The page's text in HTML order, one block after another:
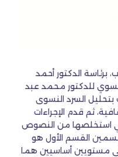
برئاسة الدكتور أحمد
للدكتور محمد عبد
بتحليل السرد النسوى
ثم قدم الإجراءات
استخلصها من النصوص
القسم الأول هو
مستويين أساسيين هما